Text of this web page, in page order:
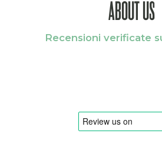
ABOUT US
Recensioni verificate